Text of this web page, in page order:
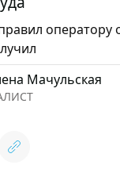
оператору
Мачульская